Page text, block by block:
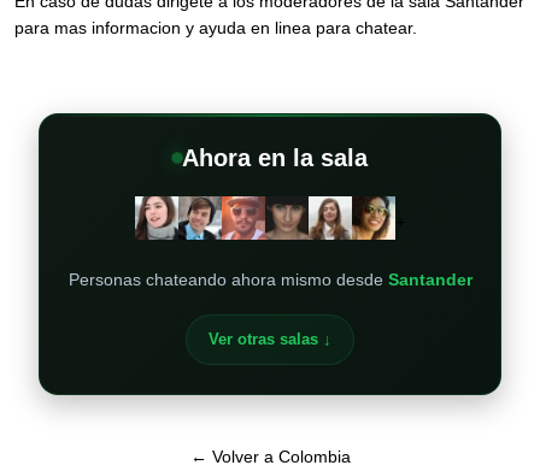
para mas informacion y ayuda en linea para chatear.
Ahora en la sala
Personas chateando ahora mismo desde Santander
Ver otras salas ↓
← Volver a Colombia